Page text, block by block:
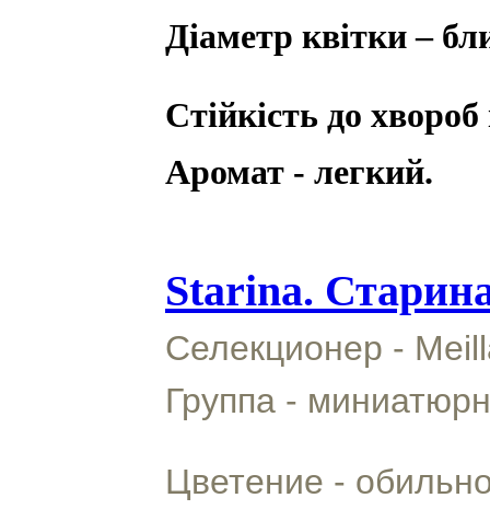
Діаметр квітки –
Стійкість до
Аромат - легкий.
Starina.
Селекционер -
Группа -
Цветение -